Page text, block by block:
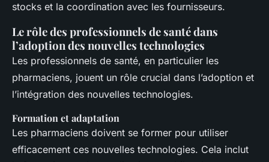
stocks et la coordination avec les fournisseurs.
Le rôle des professionnels de santé dans
l’adoption des nouvelles technologies
Les professionnels de santé, en particulier les
pharmaciens, jouent un rôle crucial dans l’adoption et
l’intégration des nouvelles technologies.
Formation et adaptation
Les pharmaciens doivent se former pour utiliser
efficacement ces nouvelles technologies. Cela inclut